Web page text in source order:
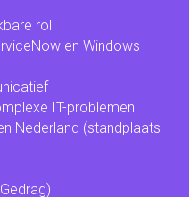
rol
en Windows
IT-problemen
Nederland (standplaats